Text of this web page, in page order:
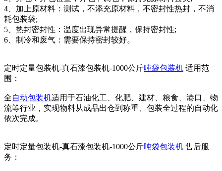
4、加上原材料：测试，不添充原材料，不密封性热封，不消
耗包装袋;
5、热封密封性：温度出现异常提醒，保持密封性;
6、制冷和废气：需要保持密封较好。
定时定量包装机-真石漆包装机-1000公斤吨袋包装机 适用范
围：
全自动包装机适用于石油化工、化肥、建材、粮食、港口、物
流等行业，实现物料从成品出仓到称重、包装全过程的自动化
依次完成。
定时定量包装机-真石漆包装机-1000公斤吨袋包装机 售后服
务：